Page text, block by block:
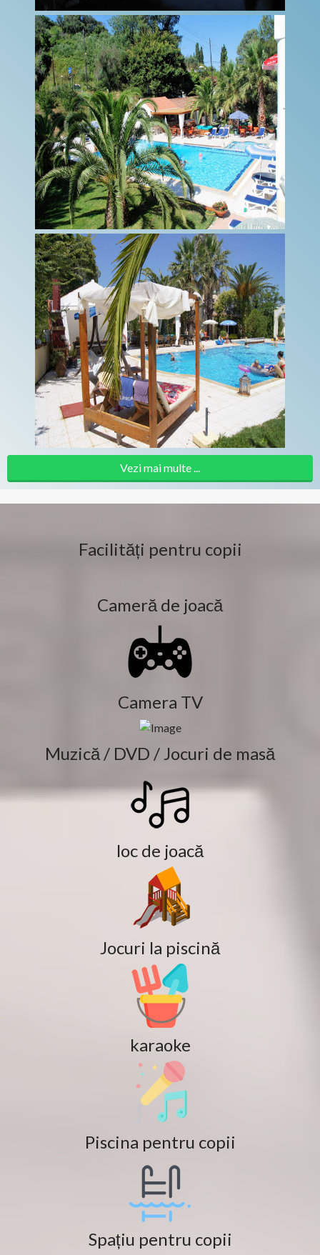
Vezi mai multe ...
Facilități pentru copii
Cameră de joacă
Camera TV
Muzică / DVD / Jocuri de masă
loc de joacă
Jocuri la piscină
karaoke
Piscina pentru copii
Spațiu pentru copii